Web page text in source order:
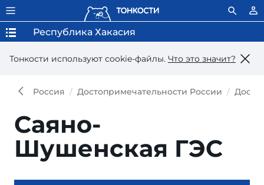
Тонкости используют сookie-файлы. Что это значит?
Республика Хакасия
Россия Достопримечательности России
Саяно-
Шушенская ГЭС